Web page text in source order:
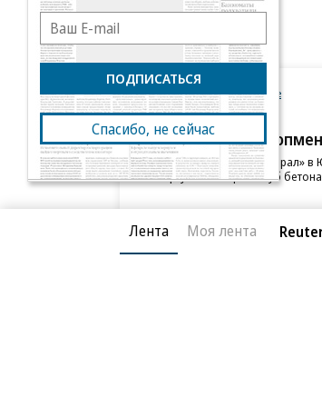
Новости компаний Все
06.08.2026
ГК «Галс-
В бизнес-центре «Адмирал»
порту залит первый куб бетона
Лента Моя лента
ПОДПИСАТЬСЯ
Спасибо, не сейчас